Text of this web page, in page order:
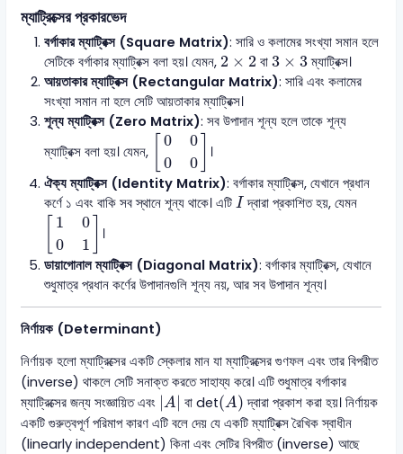
ম্যাট্রিক্সের প্রকারভেদ
বর্গাকার ম্যাট্রিক্স (Square Matrix): সারি ও কলামের সংখ্যা সমান হলে
সেটিকে বর্গাকার ম্যাট্রিক্স বলা হয়। যেমন, 2 × 2
2 ×2 বা3 × 3
3 ×3 ম্যাট্রিক্স।
আয়তাকার ম্যাট্রিক্স (Rectangular Matrix): সারি এবং কলামের
সংখ্যা সমান না হলে সেটি আয়তাকার ম্যাট্রিক্স।
শূন্য ম্যাট্রিক্স (Zero Matrix): সব উপাদান শূন্য হলে তাকে শূন্য
ম্যাট্রিক্স বলা হয়। যেমন,
0
0
0
0
[0000]
।
ঐক্য ম্যাট্রিক্স (Identity Matrix): বর্গাকার ম্যাট্রিক্স, যেখানে প্রধান
কর্ণে ১ এবং বাকি সব স্থানে শূন্য থাকে। এটি I
I দ্বারা প্রকাশিত হয়, যেমন
1
0
0
1
[10 0 ]
।
ডায়াগোনাল ম্যাট্রিক্স (Diagonal Matrix): বর্গাকার ম্যাট্রিক্স, যেখানে
শুধুমাত্র প্রধান কর্ণের উপাদানগুলি শূন্য নয়, আর সব উপাদান শূন্য।
নির্ণায়ক (Determinant)
নির্ণায়ক হলো ম্যাট্রিক্সের একটি স্কেলার মান যা ম্যাট্রিক্সের গুণফল এবং তার বিপরীত
(inverse) থাকলে সেটি সনাক্ত করতে সাহায্য করে। এটি শুধুমাত্র বর্গাকার
ম্যাট্রিক্সের জন্য সংজ্ঞায়িত এবং |A|
| A | বাdet(A)
det(A)দ্বারা প্রকাশ করা হয়। নির্ণায়ক
একটি গুরুত্বপূর্ণ পরিমাপ কারণ এটি বলে দেয় যে একটি ম্যাট্রিক্স রৈখিক স্বাধীন
(linearly independent) কিনা এবং সেটির বিপরীত (inverse) আছে